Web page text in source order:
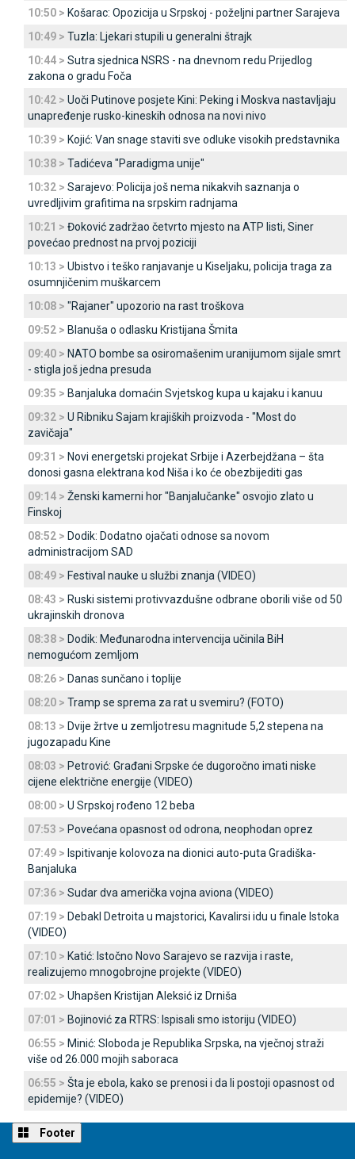
10:50 > Košarac: Opozicija u Srpskoj - poželjni partner Sarajeva
10:49 > Tuzla: Ljekari stupili u generalni štrajk
10:44 > Sutra sjednica NSRS - na dnevnom redu Prijedlog
zakona o gradu Foča
10:42 > Uoči Putinove posjete Kini: Peking i Moskva nastavljaju
unapređenje rusko-kineskih odnosa na novi nivo
10:39 > Kojić: Van snage staviti sve odluke visokih predstavnika
10:38 > Tadićeva "Paradigma unije"
10:32 > Sarajevo: Policija još nema nikakvih saznanja o
uvredljivim grafitima na srpskim radnjama
10:21 > Đoković zadržao četvrto mjesto na ATP listi, Siner
povećao prednost na prvoj poziciji
10:13 > Ubistvo i teško ranjavanje u Kiseljaku, policija traga za
osumnjičenim muškarcem
10:08 > "Rajaner" upozorio na rast troškova
09:52 > Blanuša o odlasku Kristijana Šmita
09:40 > NATO bombe sa osiromašenim uranijumom sijale smrt
- stigla još jedna presuda
09:35 > Banjaluka domaćin Svjetskog kupa u kajaku i kanuu
09:32 > U Ribniku Sajam krajiških proizvoda - "Most do
zavičaja"
09:31 > Novi energetski projekat Srbije i Azerbejdžana – šta
donosi gasna elektrana kod Niša i ko će obezbijediti gas
09:14 > Ženski kamerni hor "Banjalučanke" osvojio zlato u
Finskoj
08:52 > Dodik: Dodatno ojačati odnose sa novom
administracijom SAD
08:49 > Festival nauke u službi znanja (VIDEO)
08:43 > Ruski sistemi protivvazdušne odbrane oborili više od 50
ukrajinskih dronova
08:38 > Dodik: Međunarodna intervencija učinila BiH
nemogućom zemljom
08:26 > Danas sunčano i toplije
08:20 > Tramp se sprema za rat u svemiru? (FOTO)
08:13 > Dvije žrtve u zemljotresu magnitude 5,2 stepena na
jugozapadu Kine
08:03 > Petrović: Građani Srpske će dugoročno imati niske
cijene električne energije (VIDEO)
08:00 > U Srpskoj rođeno 12 beba
07:53 > Povećana opasnost od odrona, neophodan oprez
07:49 > Ispitivanje kolovoza na dionici auto-puta Gradiška-
Banjaluka
07:36 > Sudar dva američka vojna aviona (VIDEO)
07:19 > Debakl Detroita u majstorici, Kavalirsi idu u finale Istoka
(VIDEO)
07:10 > Katić: Istočno Novo Sarajevo se razvija i raste,
realizujemo mnogobrojne projekte (VIDEO)
07:02 > Uhapšen Kristijan Aleksić iz Drniša
07:01 > Bojinović za RTRS: Ispisali smo istoriju (VIDEO)
06:55 > Minić: Sloboda je Republika Srpska, na vječnoj straži
više od 26.000 mojih saboraca
06:55 > Šta je ebola, kako se prenosi i da li postoji opasnost od
epidemije? (VIDEO)
Footer